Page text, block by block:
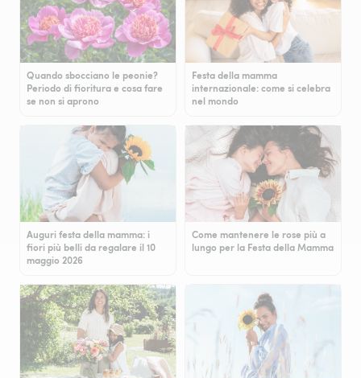
Quando sbocciano le peonie?
Periodo di fioritura e cosa fare
se non si aprono
Festa della mamma
internazionale: come si celebra
nel mondo
Auguri festa della mamma: i
fiori più belli da regalare il 10
maggio 2026
Come mantenere le rose più a
lungo per la Festa della Mamma